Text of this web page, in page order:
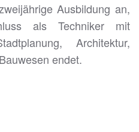
Ausbildung an,
als Techniker mit
Architektur,
endet.